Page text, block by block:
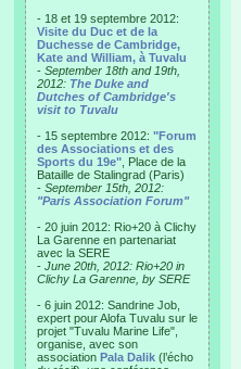
- 18 et 19 septembre 2012:
Visite du Duc et de la
Duchesse de Cambridge,
Kate and William, à Tuvalu
- September 18th and 19th,
2012: The Duke and
Dutches of Cambridge's
visit to Tuvalu
- 15 septembre 2012: "Forum
des Associations et des
Sports du 19e" , Place de la
Bataille de Stalingrad (Paris)
- September 15th, 2012:
"Paris Association Forum"
- 20 juin 2012: Rio+20 à Clichy
La Garenne en partenariat
avec la SERE
- June 20th, 2012: Rio+20 in
Clichy La Garenne, by SERE
- 6 juin 2012: Sandrine Job,
expert pour Alofa Tuvalu sur le
projet "Tuvalu Marine Life",
organise, avec son
association Pala Dalik (l’écho